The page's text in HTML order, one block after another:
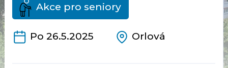
Akce pro seniory
Po 26.5.2025 Orlová